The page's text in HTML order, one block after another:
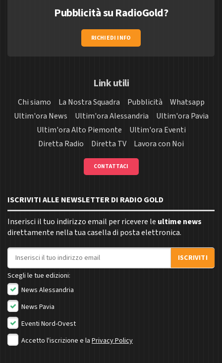
Pubblicità su RadioGold?
RICHIEDI INFO
Link utili
Chi siamo La Nostra Squadra Pubblicità
Whatsapp
Ultim'ora News
Ultim'ora Alessandria
Ultim'ora Pavia
Ultim'ora Alto Piemonte
Ultim'ora Eventi
Diretta Radio
Diretta TV Lavora con Noi
CONTATTACI
ISCRIVITI ALLE NEWSLETTER DI RADIO GOLD
Inserisci il tuo indirizzo email per ricevere le ultime news
direttamente nella tua casella di posta elettronica.
Indirizzo email
ISCRIVITI
Scegli le tue edizioni:
News Alessandria
News Pavia
Eventi Nord-Ovest
Accetto l'iscrizione e la Privacy Policy